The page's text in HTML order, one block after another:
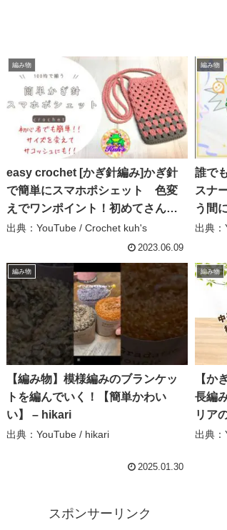
編み物
easy crochet [かぎ針編み]かぎ針
で簡単にスマホポシェット 色変
えでワンポイント！初めてさんや
ってみよう！伸びの少ない肩紐 –
出典：YouTube / Crochet kuh's
2023.06.09
編み物
誰で
スナ
う間
味探
出典
編み物
【編み物】模様編みのブランケッ
トを編んでいく！【簡単かわい
い】 – hikari
出典：YouTube / hikari
2025.01.30
編み物
【か
長編
リア
ッグ
出典
スポンサーリンク